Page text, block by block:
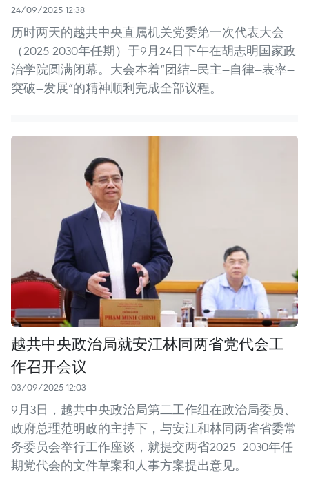
24/09/2025 12:38
历时两天的越共中央直属机关党委第一次代表大会
（2025-2030年任期）于9月24日下午在胡志明国家政
治学院圆满闭幕。大会本着“团结—民主—自律—表率—
突破—发展”的精神顺利完成全部议程。
越共中央政治局就安江林同两省党代会工
作召开会议
03/09/2025 12:03
9月3日，越共中央政治局第二工作组在政治局委员、
政府总理范明政的主持下，与安江和林同两省省委常
务委员会举行工作座谈，就提交两省2025—2030年任
期党代会的文件草案和人事方案提出意见。